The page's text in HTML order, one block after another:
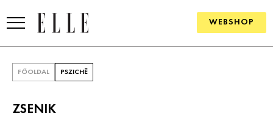
WEBSHOP
FŐOLDAL PSZICHÉ
ZSENIK